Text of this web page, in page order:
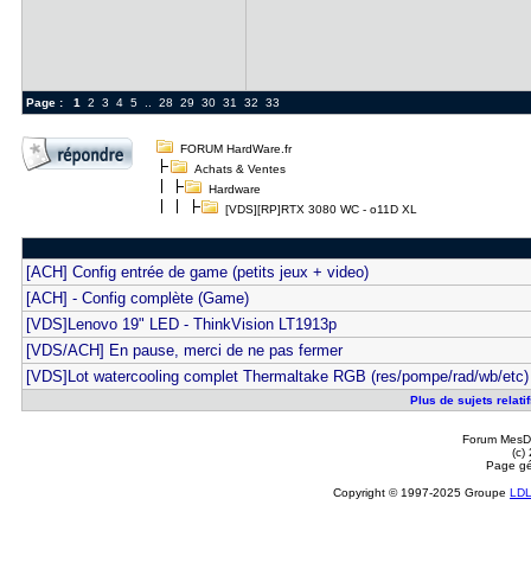
Page : 1 2 3 4 5.. 28 29 30 31 32 33
FORUM HardWare.fr
Achats & Ventes
Hardware
[VDS][RP]RTX 3080 WC - o11D XL
[ACH] Config entrée de game (petits jeux + video)
[ACH] - Config complète (Game)
[VDS]Lenovo 19" LED - ThinkVision LT1913p
[VDS/ACH] En pause, merci de ne pas fermer
[VDS]Lot watercooling complet Thermaltake RGB (res/pompe/rad/wb/etc)
Plus de sujets
Forum
(c)
Page
Copyright © 1997-2025 Groupe